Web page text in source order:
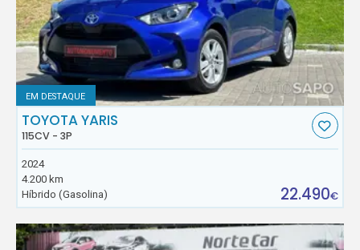
EM DESTAQUE
TOYOTA YARIS
115CV - 3P
2024
4.200 km
Híbrido (Gasolina)
22.490€